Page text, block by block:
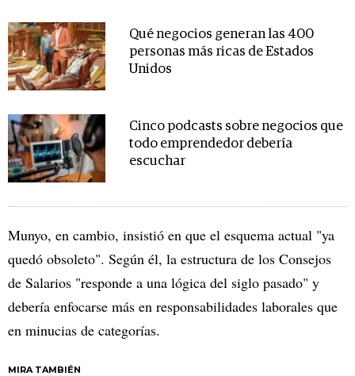
Qué negocios generan las 400
personas más ricas de Estados
Unidos
Cinco podcasts sobre negocios que
todo emprendedor debería
escuchar
Munyo, en cambio, insistió en que el esquema actual "ya
quedó obsoleto". Según él, la estructura de los Consejos
de Salarios "responde a una lógica del siglo pasado" y
debería enfocarse más en responsabilidades laborales que
en minucias de categorías.
MIRA TAMBIÉN